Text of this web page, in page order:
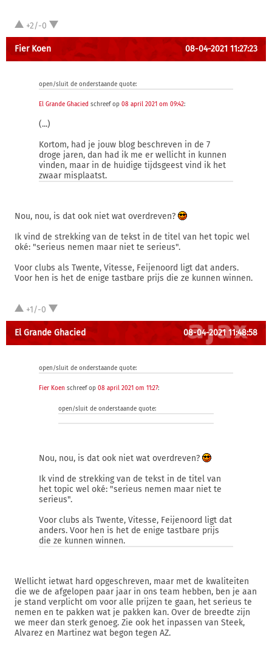
+2/-0
Fier Koen 08-04-2021 11:27:23
open/sluit de onderstaande quote:
El Grande Ghacied schreef op 08 april 2021 om 09:42:
(...)
Kortom, had je jouw blog beschreven in de 7
droge jaren, dan had ik me er wellicht in kunnen
vinden, maar in de huidige tijdsgeest vind ik het
zwaar misplaatst.
Nou, nou, is dat ook niet wat overdreven?
Ik vind de strekking van de tekst in de titel van het topic wel
oké: "serieus nemen maar niet te serieus".
Voor clubs als Twente, Vitesse, Feijenoord ligt dat anders.
Voor hen is het de enige tastbare prijs die ze kunnen winnen.
+1/-0
El Grande Ghacied 08-04-2021 11:48:58
open/sluit de onderstaande quote:
Fier Koen schreef op 08 april 2021 om 11:27:
open/sluit de onderstaande quote:
Nou, nou, is dat ook niet wat overdreven?
Ik vind de strekking van de tekst in de titel van
het topic wel oké: "serieus nemen maar niet te
serieus".
Voor clubs als Twente, Vitesse, Feijenoord ligt dat
anders. Voor hen is het de enige tastbare prijs
die ze kunnen winnen.
Wellicht ietwat hard opgeschreven, maar met de kwaliteiten
die we de afgelopen paar jaar in ons team hebben, ben je aan
je stand verplicht om voor alle prijzen te gaan, het serieus te
nemen en te pakken wat je pakken kan. Over de breedte zijn
we meer dan sterk genoeg. Zie ook het inpassen van Steek,
Alvarez en Martinez wat begon tegen AZ.